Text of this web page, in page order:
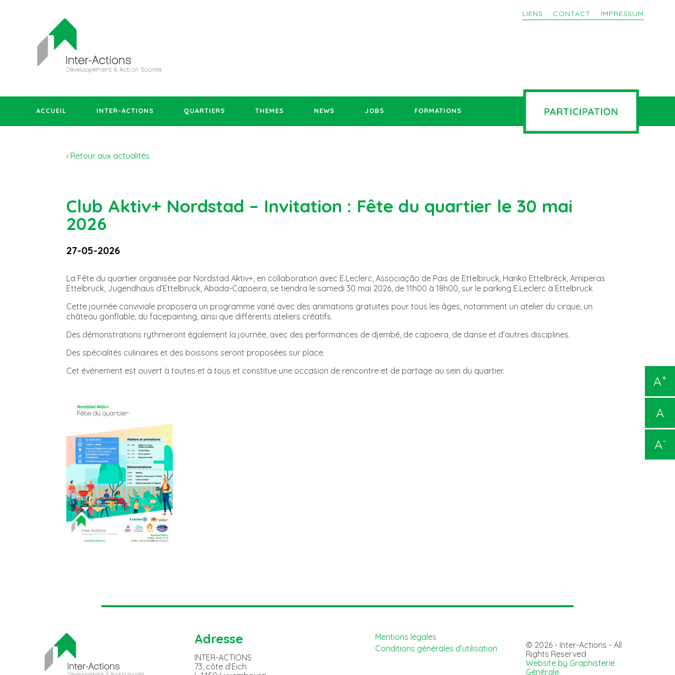
LIENS CONTACT IMPRESSUM
ACCUEIL INTER-ACTIONS QUARTIERS THEMES NEWS JOBS FORMATIONS
A+
A
A-
‹ Retour aux actualités
Club Aktiv+ Nordstad – Invitation : Fête du quartier le 30 mai
2026
27-05-2026
La Fête du quartier organisée par Nordstad Aktiv+, en collaboration avec E.Leclerc, Associação de Pais de Ettelbruck, Hariko Ettelbréck, Amiperas
Ettelbruck, Jugendhaus d’Ettelbruck, Abada-Capoeira, se tiendra le samedi 30 mai 2026, de 11h00 à 18h00, sur le parking E.Leclerc à Ettelbruck
Cette journée conviviale proposera un programme varié avec des animations gratuites pour tous les âges, notamment un atelier du cirque, un
château gonflable, du facepainting, ainsi que différents ateliers créatifs.
Des démonstrations rythmeront également la journée, avec des performances de djembé, de capoeira, de danse et d’autres disciplines.
Des spécialités culinaires et des boissons seront proposées sur place.
Cet événement est ouvert à toutes et à tous et constitue une occasion de rencontre et de partage au sein du quartier.
Adresse
INTER-ACTIONS
73, côte d’Eich
Mentions légales
Conditions générales d’utilisation
© 2026 - Inter-Actions - All
Rights Reserved
Website by Graphisterie
Générale